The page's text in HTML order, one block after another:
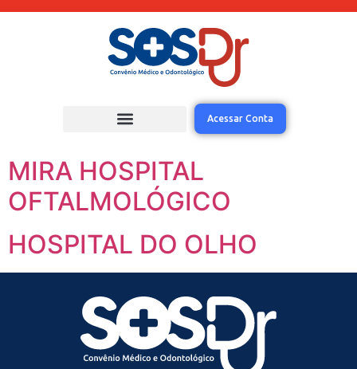
Acessar Conta
MIRA HOSPITAL
OFTALMOLÓGICO
HOSPITAL DO OLHO